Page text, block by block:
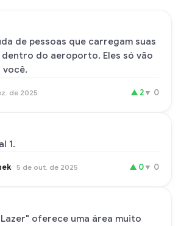
de pessoas que carregam suas
dentro do aeroporto. Eles só vão
de 2025 ▲ 2▼ 0
1.
5 de out. de 2025 ▲ 0▼ 0
Lazer" oferece uma área muito